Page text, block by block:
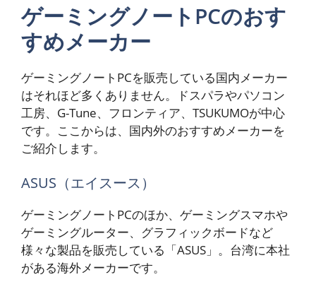
ゲーミングノートPCのおす
すめメーカー
ゲーミングノートPCを販売している国内メーカー
はそれほど多くありません。ドスパラやパソコン
工房、G-Tune、フロンティア、TSUKUMOが中心
です。ここからは、国内外のおすすめメーカーを
ご紹介します。
ASUS（エイスース）
ゲーミングノートPCのほか、ゲーミングスマホや
ゲーミングルーター、グラフィックボードなど
様々な製品を販売している「ASUS」。台湾に本社
がある海外メーカーです。